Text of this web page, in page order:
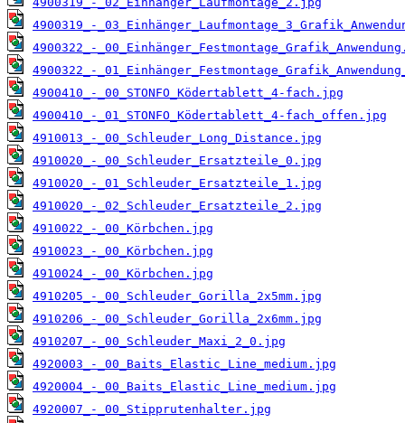
4900319_-
4900322_-
4900322_-
4900410_-_00_STONFO_Ködertablett_4-fach.jpg
4900410_-_01_STONFO_Ködertablett_4-fach_offen.jpg
4910013_-_00_Schleuder_Long_Distance.jpg
4910020_-_00_Schleuder_Ersatzteile_0.jpg
4910020_-_01_Schleuder_Ersatzteile_1.jpg
4910020_-_02_Schleuder_Ersatzteile_2.jpg
4910022_-_00_Körbchen.jpg
4910023_-_00_Körbchen.jpg
4910024_-_00_Körbchen.jpg
4910205_-_00_Schleuder_Gorilla_2x5mm.jpg
4910206_-_00_Schleuder_Gorilla_2x6mm.jpg
4910207_-_00_Schleuder_Maxi_2_0.jpg
4920003_-_00_Baits_Elastic_Line_medium.jpg
4920004_-_00_Baits_Elastic_Line_medium.jpg
4920007_-_00_Stipprutenhalter.jpg